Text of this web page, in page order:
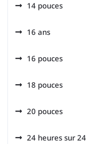
14 pouces
16 ans
16 pouces
18 pouces
20 pouces
24 heures sur 24